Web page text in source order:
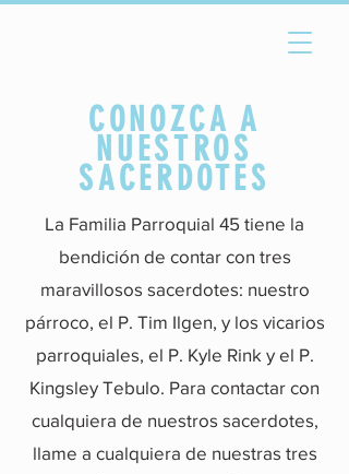
CONOZCA A
NUESTROS
SACERDOTES
La Familia Parroquial 45 tiene la
bendición de contar con tres
maravillosos sacerdotes: nuestro
párroco, el P. Tim Ilgen, y los vicarios
parroquiales, el P. Kyle Rink y el P.
Kingsley Tebulo. Para contactar con
cualquiera de nuestros sacerdotes,
llame a cualquiera de nuestras tres